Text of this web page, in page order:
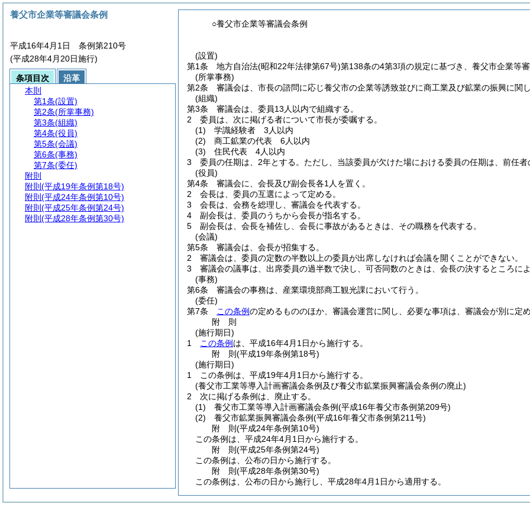
○養父市企業等審議会条例
(設置)
第1条
地方自治法(昭和22年法律第67号)第138条の4第3項の規定に基づき、養父市企業等
(所掌事務)
第2条
審議会は、市長の諮問に応じ養父市の企業等誘致並びに商工業及び鉱業の振興に関
(組織)
第3条
審議会は、委員13人以内で組織する。
2
委員は、次に掲げる者について市長が委嘱する。
(1)
学識経験者 3人以内
(2)
商工鉱業の代表 6人以内
(3)
住民代表 4人以内
3
委員の任期は、2年とする。 ただし、当該委員が欠けた場における委員の任期は、前任者
(役員)
第4条
審議会に、会長及び副会長各1人を置く。
2
会長は、委員の互選によって定める。
3
会長は、会務を総理し、審議会を代表する。
4
副会長は、委員のうちから会長が指名する。
5
副会長は、会長を補佐し、会長に事故があるときは、その職務を代表する。
(会議)
第5条
審議会は、会長が招集する。
2
審議会は、委員の定数の半数以上の委員が出席しなければ会議を開くことができない。
3
審議会の議事は、出席委員の過半数で決し、可否同数のときは、会長の決するところによ
(事務)
第6条
審議会の事務は、産業環境部商工観光課において行う。
(委任)
第7条
この条例の定めるもののほか、審議会運営に関し、必要な事項は、審議会が別に定め
附 則
(施行期日)
1
この条例 は、平成16年4月1日から施行する。
附 則(平成19年条例第18号)
(施行期日)
1
この条例は、平成19年4月1日から施行する。
(養父市工業等導入計画審議会条例及び養父市鉱業振興審議会条例の廃止)
2
次に掲げる条例は、廃止する。
(1)
養父市工業等導入計画審議会条例(平成16年養父市条例第209号)
(2)
養父市鉱業振興審議会条例(平成16年養父市条例第211号)
附 則(平成24年条例第10号)
この条例は、平成24年4月1日から施行する。
附 則(平成25年条例第24号)
この条例は、公布の日から施行する。
附 則(平成28年条例第30号)
この条例は、公布の日から施行し、平成28年4月1日から適用する。
養父市企業等審議会条例
平成16年4月1日 条例第210号
(平成28年4月20日施行)
条項目次
沿革
本則
第1条(設置)
第2条(所掌事務)
第3条(組織)
第4条(役員)
第5条(会議)
第6条(事務)
第7条(委任)
附則
附則 (平成19年条例第18号)
附則 (平成24年条例第10号)
附則 (平成25年条例第24号)
附則 (平成28年条例第30号)